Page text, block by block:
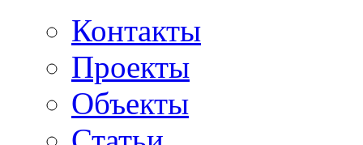
Контакты
Проекты
Объекты